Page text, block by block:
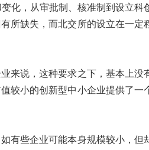
化，从审批制、核准制到设立科
所缺失，而北交所的设立在一定
来说，这种要求之下，基本上没
较小的创新型中小企业提供了一
有些企业可能本身规模较小，但